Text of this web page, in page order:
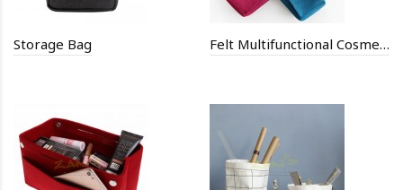
Storage Bag Felt Multifunctional Cosmetic Bag